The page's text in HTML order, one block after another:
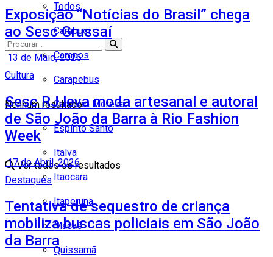
Todos
Cambuci
Campos
Carapebus
Cardoso Moreira
Espírito Santo
Italva
Itaocara
Itaperuna
Macaé
Quissamã
Nenhum resultado
Ver todos os resultados
Exposição “Notícias do Brasil” chega
ao Sesc Grussaí
13 de Maio, 2026
Cultura
Sesc RJ leva moda artesanal e autoral
de São João da Barra à Rio Fashion
Week
17 de Abril, 2026
Destaques
Tentativa de sequestro de criança
mobiliza buscas policiais em São João
da Barra